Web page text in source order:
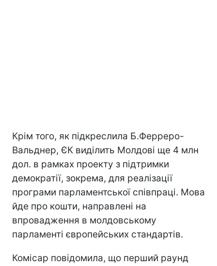
Крім того, як підкреслила Б.Ферреро-
Вальднер, ЄК виділить Молдові ще 4 млн
дол. в рамках проекту з підтримки
демократії, зокрема, для реалізації
програми парламентської співпраці. Мова
йде про кошти, направлені на
впровадження в молдовському
парламенті європейських стандартів.
Комісар повідомила, що перший раунд